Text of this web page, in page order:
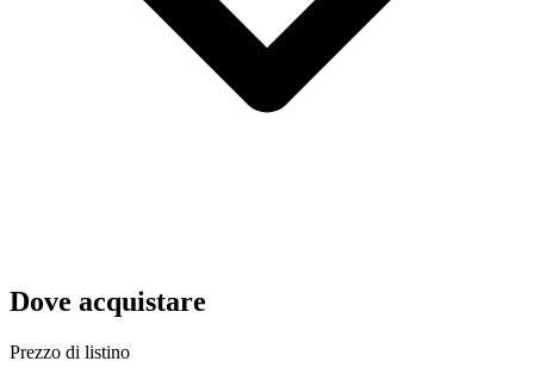
Dove acquistare
Prezzo di listino